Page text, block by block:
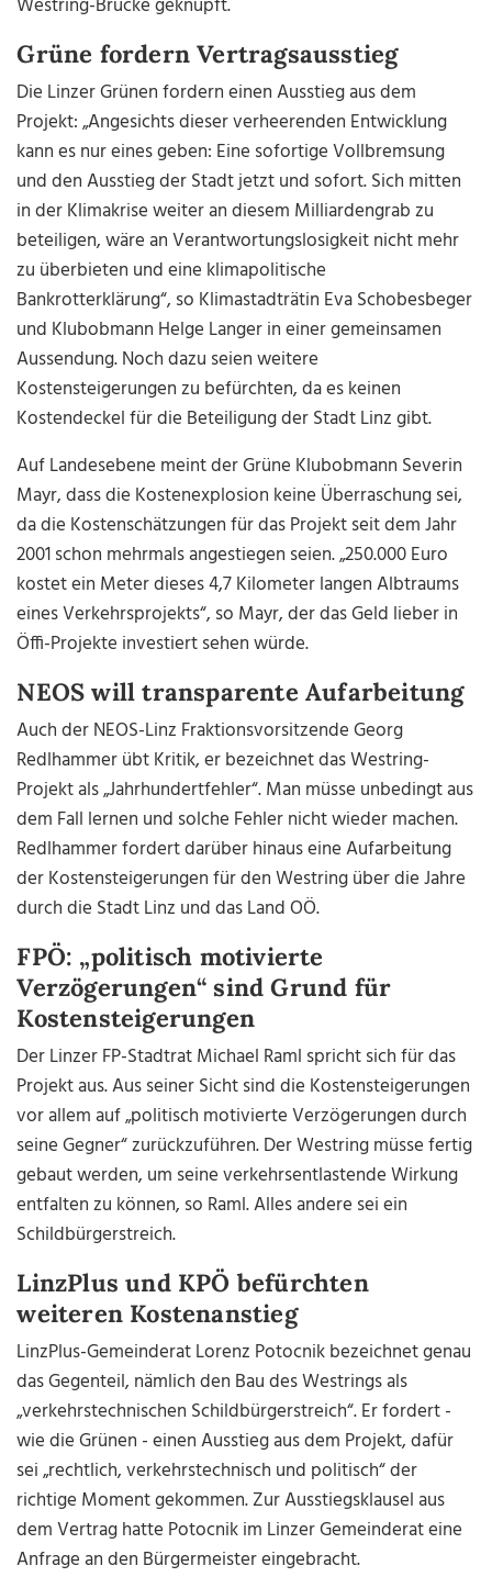
Westring-Brücke geknüpft.
Grüne fordern Vertragsausstieg
Die Linzer Grünen fordern einen Ausstieg aus dem
Projekt: „Angesichts dieser verheerenden Entwicklung
kann es nur eines geben: Eine sofortige Vollbremsung
und den Ausstieg der Stadt jetzt und sofort. Sich mitten
in der Klimakrise weiter an diesem Milliardengrab zu
beteiligen, wäre an Verantwortungslosigkeit nicht mehr
zu überbieten und eine klimapolitische
Bankrotterklärung“, so Klimastadträtin Eva Schobesbeger
und Klubobmann Helge Langer in einer gemeinsamen
Aussendung. Noch dazu seien weitere
Kostensteigerungen zu befürchten, da es keinen
Kostendeckel für die Beteiligung der Stadt Linz gibt.
Auf Landesebene meint der Grüne Klubobmann Severin
Mayr, dass die Kostenexplosion keine Überraschung sei,
da die Kostenschätzungen für das Projekt seit dem Jahr
2001 schon mehrmals angestiegen seien. „250.000 Euro
kostet ein Meter dieses 4,7 Kilometer langen Albtraums
eines Verkehrsprojekts“, so Mayr, der das Geld lieber in
Öffi-Projekte investiert sehen würde.
NEOS will transparente Aufarbeitung
Auch der NEOS-Linz Fraktionsvorsitzende Georg
Redlhammer übt Kritik, er bezeichnet das Westring-
Projekt als „Jahrhundertfehler“. Man müsse unbedingt aus
dem Fall lernen und solche Fehler nicht wieder machen.
Redlhammer fordert darüber hinaus eine Aufarbeitung
der Kostensteigerungen für den Westring über die Jahre
durch die Stadt Linz und das Land OÖ.
FPÖ: „politisch motivierte
Verzögerungen“ sind Grund für
Kostensteigerungen
Der Linzer FP-Stadtrat Michael Raml spricht sich für das
Projekt aus. Aus seiner Sicht sind die Kostensteigerungen
vor allem auf „politisch motivierte Verzögerungen durch
seine Gegner“ zurückzuführen. Der Westring müsse fertig
gebaut werden, um seine verkehrsentlastende Wirkung
entfalten zu können, so Raml. Alles andere sei ein
Schildbürgerstreich.
LinzPlus und KPÖ befürchten
weiteren Kostenanstieg
LinzPlus-Gemeinderat Lorenz Potocnik bezeichnet genau
das Gegenteil, nämlich den Bau des Westrings als
„verkehrstechnischen Schildbürgerstreich“. Er fordert -
wie die Grünen - einen Ausstieg aus dem Projekt, dafür
sei „rechtlich, verkehrstechnisch und politisch“ der
richtige Moment gekommen. Zur Ausstiegsklausel aus
dem Vertrag hatte Potocnik im Linzer Gemeinderat eine
Anfrage an den Bürgermeister eingebracht.